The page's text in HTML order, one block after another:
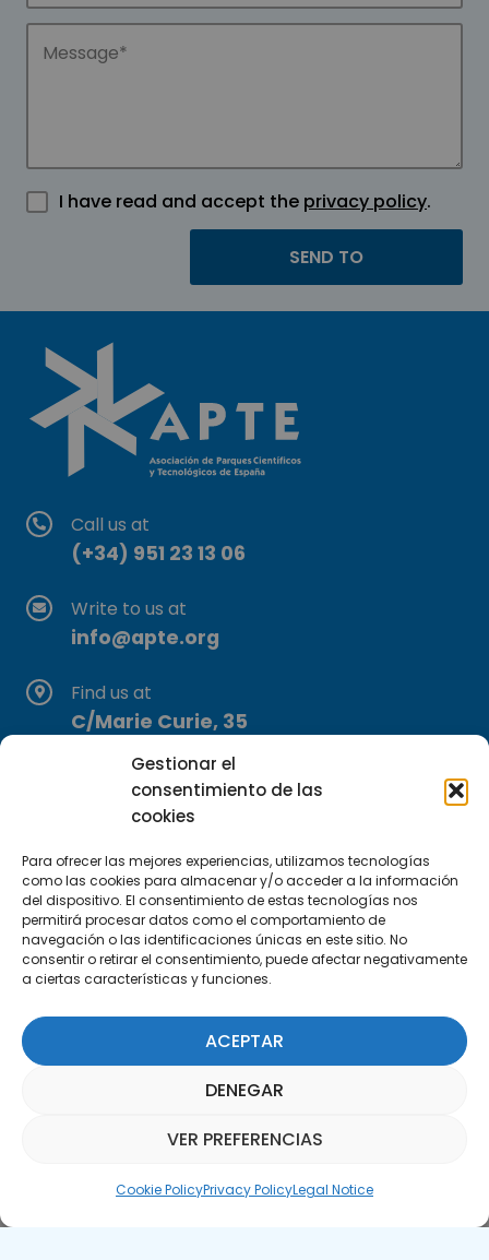
Gestionar el
consentimiento de las
cookies
Para ofrecer las mejores experiencias, utilizamos tecnologías
como las cookies para almacenar y/o acceder a la información
del dispositivo. El consentimiento de estas tecnologías nos
permitirá procesar datos como el comportamiento de
navegación o las identificaciones únicas en este sitio. No
consentir o retirar el consentimiento, puede afectar negativamente
a ciertas características y funciones.
ACEPTAR
DENEGAR
VER PREFERENCIAS
Cookie PolicyPrivacy PolicyLegal Notice
I have read and accept the privacy policy.
Call us at
(+34) 951 23 13 06
Write to us at
info@apte.org
Find us at
C/Marie Curie, 35
29590 Campanillas, Málaga
Subscribe to our Newsletter
SUBSCRIBE HERE